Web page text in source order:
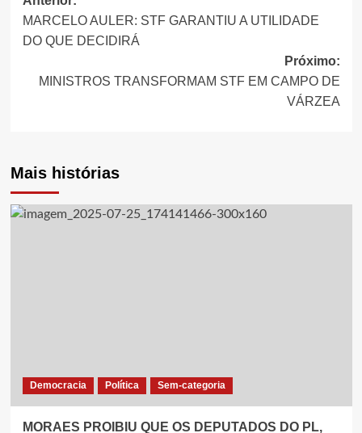
Navegação
de
artigos
MARCELO AULER: STF GARANTIU A UTILIDADE
DO QUE DECIDIRÁ
Próximo:
MINISTROS TRANSFORMAM STF EM CAMPO DE
VÁRZEA
Mais histórias
Democracia Política Sem-categoria
MORAES PROIBIU QUE OS DEPUTADOS DO PL,